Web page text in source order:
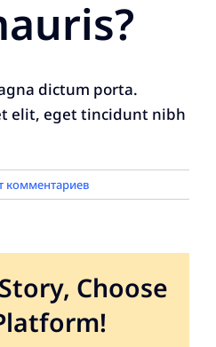
dictum porta.
elit, eget tincidunt nibh
комментариев
Choose